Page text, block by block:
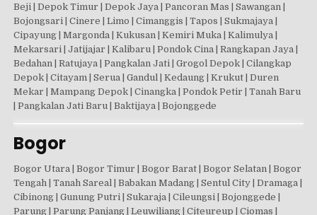
Beji | Depok Timur | Depok Jaya | Pancoran Mas | Sawangan |
Bojongsari | Cinere | Limo | Cimanggis | Tapos | Sukmajaya |
Cipayung | Margonda | Kukusan | Kemiri Muka | Kalimulya |
Mekarsari | Jatijajar | Kalibaru | Pondok Cina | Rangkapan Jaya |
Bedahan | Ratujaya | Pangkalan Jati | Grogol Depok | Cilangkap
Depok | Citayam | Serua | Gandul | Kedaung | Krukut | Duren
Mekar | Mampang Depok | Cinangka | Pondok Petir | Tanah Baru
| Pangkalan Jati Baru | Baktijaya | Bojonggede
Bogor
Bogor Utara | Bogor Timur | Bogor Barat | Bogor Selatan | Bogor
Tengah | Tanah Sareal | Babakan Madang | Sentul City | Dramaga |
Cibinong | Gunung Putri | Sukaraja | Cileungsi | Bojonggede |
Parung | Parung Panjang | Leuwiliang | Citeureup | Ciomas |